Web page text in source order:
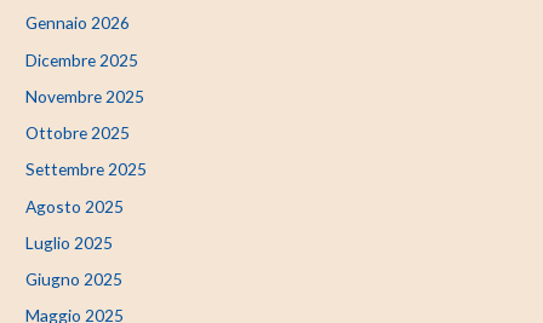
Gennaio 2026
Dicembre 2025
Novembre 2025
Ottobre 2025
Settembre 2025
Agosto 2025
Luglio 2025
Giugno 2025
Maggio 2025